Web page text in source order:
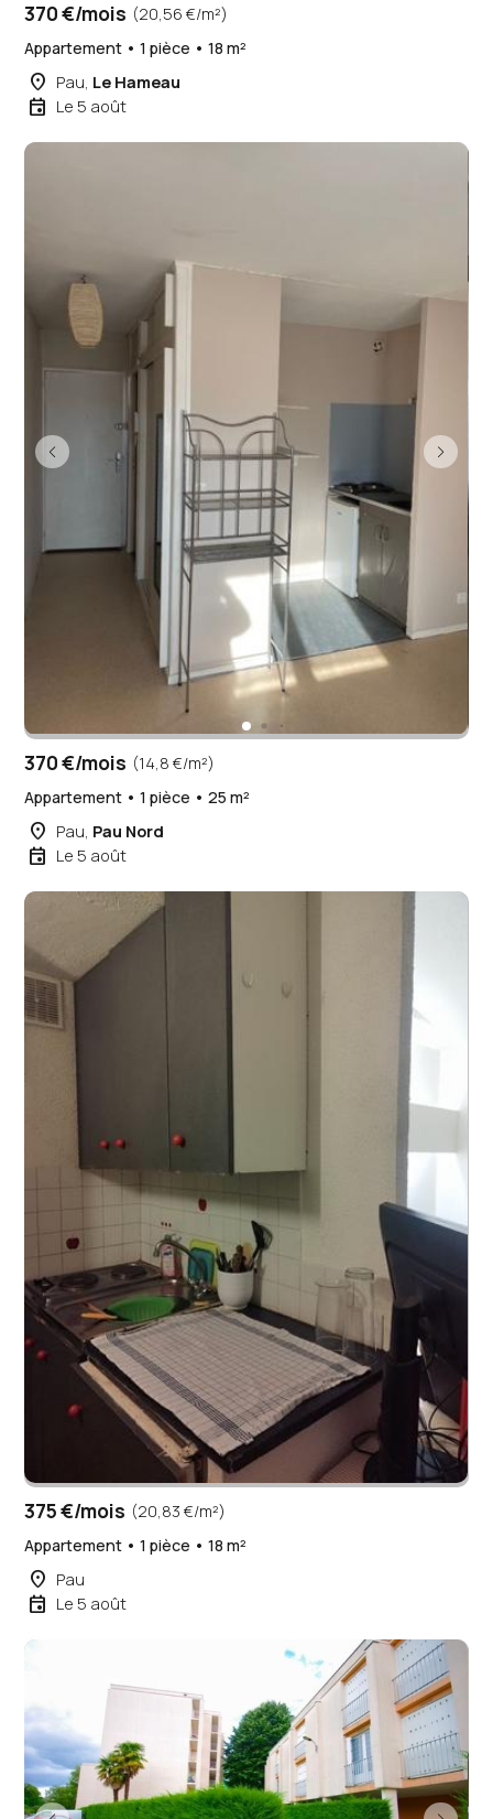
370 €/mois (20,56 €/m²)
Appartement • 1 pièce • 18 m²
place Pau, Le Hameau
event Le 5 août
370 €/mois (14,8 €/m²)
Appartement • 1 pièce • 25 m²
place Pau, Pau Nord
event Le 5 août
375 €/mois (20,83 €/m²)
Appartement • 1 pièce • 18 m²
place Pau
event Le 5 août